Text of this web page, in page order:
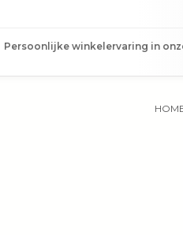
Persoonlijke winkelervaring in